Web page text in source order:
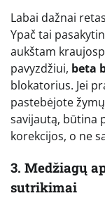
Labai dažnai
Ypač tai
aukštam
pavyzdžiui, beta
blokatorius. Jei
pastebėjote
savijautą, būtina
korekcijos, o ne
3. Medžiagų
sutrikimai